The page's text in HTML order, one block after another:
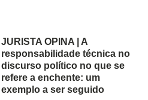
JURISTA OPINA | A
responsabilidade técnica no
discurso político no que se
refere a enchente: um
exemplo a ser seguido